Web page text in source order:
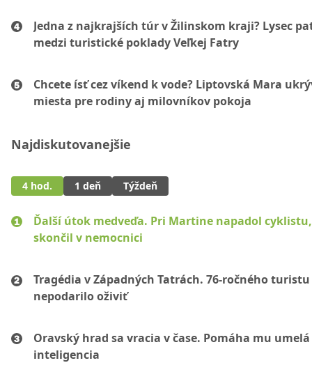
Jedna z najkrajších túr v Žilinskom kraji? Lysec
medzi turistické poklady Veľkej Fatry
Chcete ísť cez víkend k vode? Liptovská Mara
miesta pre rodiny aj milovníkov pokoja
Najdiskutovanejšie
4 hod. 1 deň Týždeň
Ďalší útok medveďa. Pri Martine napadol
skončil v nemocnici
Tragédia v Západných Tatrách. 76-ročného turistu
nepodarilo oživiť
Oravský hrad sa vracia v čase. Pomáha mu umelá
inteligencia